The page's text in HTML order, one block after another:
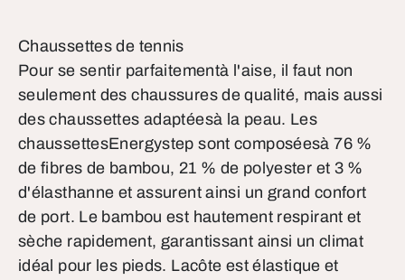
Chaussettes de tennis
Pour se sentir parfaitementà l'aise, il faut non
seulement des chaussures de qualité, mais aussi
des chaussettes adaptéesà la peau. Les
chaussettesEnergystep sont composéesà 76 %
de fibres de bambou, 21 % de polyester et 3 %
d'élasthanne et assurent ainsi un grand confort
de port. Le bambou est hautement respirant et
sèche rapidement, garantissant ainsi un climat
idéal pour les pieds. Lacôte est élastique et